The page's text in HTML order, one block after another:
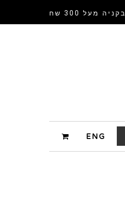
בקניה מעל 300 שח
ENG